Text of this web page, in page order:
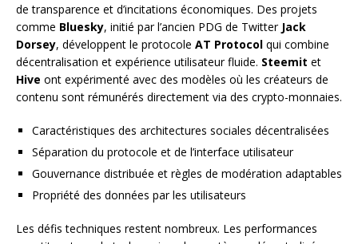
de transparence et d’incitations économiques. Des projets
comme Bluesky, initié par l’ancien PDG de Twitter Jack
Dorsey, développent le protocole AT Protocol qui combine
décentralisation et expérience utilisateur fluide. Steemit et
Hive ont expérimenté avec des modèles où les créateurs de
contenu sont rémunérés directement via des crypto-monnaies.
Caractéristiques des architectures sociales décentralisées
Séparation du protocole et de l’interface utilisateur
Gouvernance distribuée et règles de modération adaptables
Propriété des données par les utilisateurs
Les défis techniques restent nombreux. Les performances